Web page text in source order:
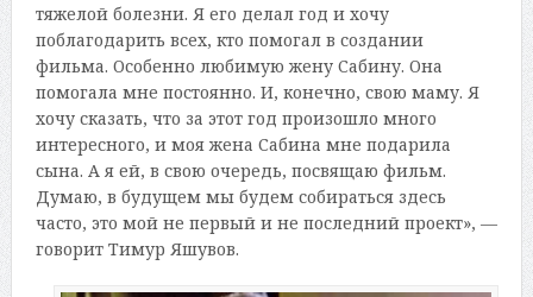
тяжелой болезни. Я его делал год и хочу
поблагодарить всех, кто помогал в создании
фильма. Особенно любимую жену Сабину. Она
помогала мне постоянно. И, конечно, свою маму. Я
хочу сказать, что за этот год произошло много
интересного, и моя жена Сабина мне подарила
сына. А я ей, в свою очередь, посвящаю фильм.
Думаю, в будущем мы будем собираться здесь
часто, это мой не первый и не последний проект», —
говорит Тимур Яшувов.